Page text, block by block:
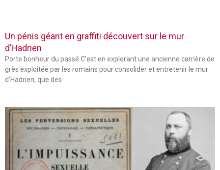
Un pénis géant en graffiti découvert sur le mur
d’Hadrien
Porte bonheur du passé C’est en explorant une ancienne carrière de
grès exploitée par les romains pour consolider et entretenir le mur
d’Hadrien, que des